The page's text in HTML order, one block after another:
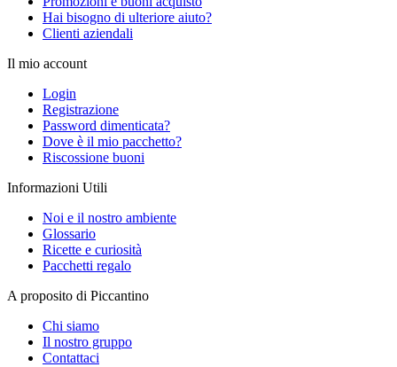
Hai bisogno di ulteriore aiuto?
Clienti aziendali
Il mio account
Login
Registrazione
Password dimenticata?
Dove è il mio pacchetto?
Riscossione buoni
Informazioni Utili
Noi e il nostro ambiente
Glossario
Ricette e curiosità
Pacchetti regalo
A proposito di Piccantino
Chi siamo
Il nostro gruppo
Contattaci